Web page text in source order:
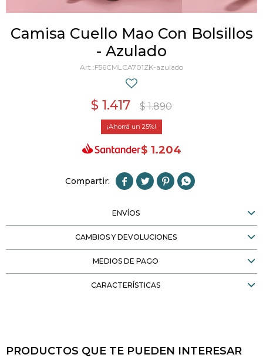
Camisa Cuello Mao Con Bolsillos
- Azulado
F56CMLCA701ZK-azulado
$ 1.417 $ 1.890
25
$ 1.204
   
ENVÍOS
CAMBIOS Y DEVOLUCIONES
MEDIOS DE PAGO
CARACTERÍSTICAS
PRODUCTOS QUE TE PUEDEN INTERESAR